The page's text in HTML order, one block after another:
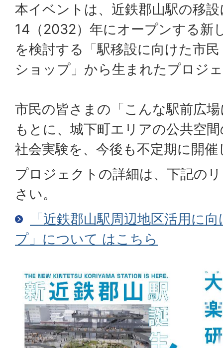
本イベントは、近鉄郡山駅の移
14（2032）年にオープンする新
を検討する「駅移設に向けた市
ショップ」から生まれたプロジ
市民の皆さまの「こんな駅前広
もとに、城下町エリアの公共空
社会実験を、今後も不定期に開
プロジェクトの詳細は、下記の
さい。
「近鉄郡山駅周辺地区活用に
プ」について はこちら